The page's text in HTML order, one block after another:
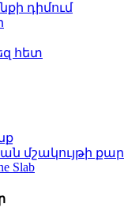
դիմում
հետ
​​մշակույթի քար
Slab